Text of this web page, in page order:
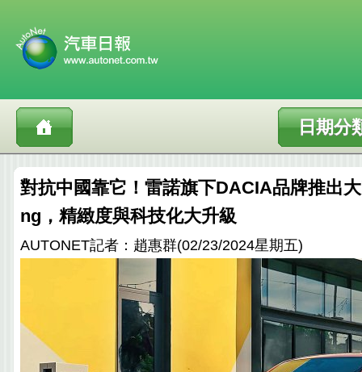
日期分
對抗中國靠它！雷諾旗下DACIA品牌推出
ng，精緻度與科技化大升級
AUTONET記者：趙惠群(02/23/2024星期五)